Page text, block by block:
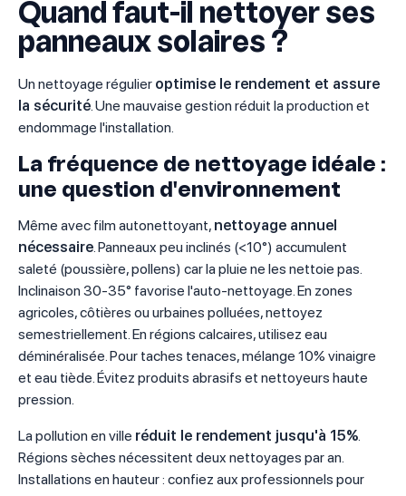
Quand faut-il nettoyer ses
panneaux solaires ?
Un nettoyage régulier optimise le rendement et assure
la sécurité . Une mauvaise gestion réduit la production et
endommage l'installation.
La fréquence de nettoyage idéale :
une question d'environnement
Même avec film autonettoyant, nettoyage annuel
nécessaire . Panneaux peu inclinés (<10°) accumulent
saleté (poussière, pollens) car la pluie ne les nettoie pas.
Inclinaison 30-35° favorise l'auto-nettoyage. En zones
agricoles, côtières ou urbaines polluées, nettoyez
semestriellement. En régions calcaires, utilisez eau
déminéralisée. Pour taches tenaces, mélange 10% vinaigre
et eau tiède. Évitez produits abrasifs et nettoyeurs haute
pression.
La pollution en ville réduit le rendement jusqu'à 15%
Régions sèches nécessitent deux nettoyages par an.
Installations en hauteur : confiez aux professionnels pour